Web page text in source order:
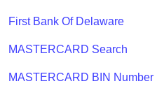
First Bank Of Delaware
MASTERCARD Search
MASTERCARD BIN Number